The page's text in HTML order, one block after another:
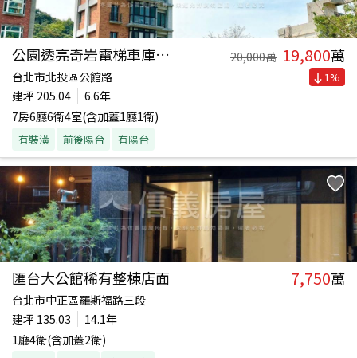
公園透亮奇岩電梯車庫別墅 20,000萬 19,800萬
台北市北投區公館路
建坪 205.04
6.6年
7房6廳6衛4室(含加蓋1廳1衛)
有裝潢 前後陽台 有陽台
1%
匯台大公館稀有整棟店面 7,750萬
台北市中正區羅斯福路三段
建坪 135.03
14.1年
1廳4衛(含加蓋2衛)